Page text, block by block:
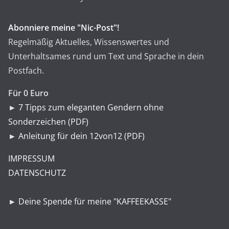
Abonniere meine "Nic-Post"!
Regelmäßig Aktuelles, Wissenswertes und
Unterhaltsames rund um Text und Sprache in dein
Postfach.
Für 0 Euro
► 7 Tipps zum eleganten Gendern ohne
Sonderzeichen (PDF)
► Anleitung für dein 12von12 (PDF)
IMPRESSUM
DATENSCHUTZ
► Deine Spende für meine "KAFFEEKASSE"